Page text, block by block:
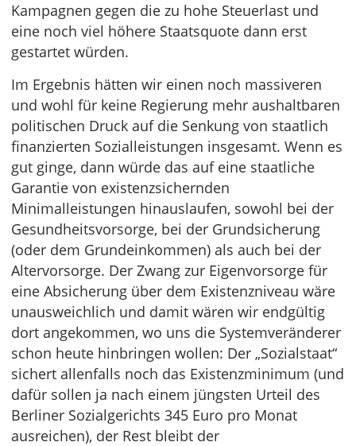
Kampagnen gegen die zu hohe Steuerlast und
eine noch viel höhere Staatsquote dann erst
gestartet würden.
Im Ergebnis hätten wir einen noch massiveren
und wohl für keine Regierung mehr aushaltbaren
politischen Druck auf die Senkung von staatlich
finanzierten Sozialleistungen insgesamt. Wenn es
gut ginge, dann würde das auf eine staatliche
Garantie von existenzsichernden
Minimalleistungen hinauslaufen, sowohl bei der
Gesundheitsvorsorge, bei der Grundsicherung
(oder dem Grundeinkommen) als auch bei der
Altervorsorge. Der Zwang zur Eigenvorsorge für
eine Absicherung über dem Existenzniveau wäre
unausweichlich und damit wären wir endgültig
dort angekommen, wo uns die Systemveränderer
schon heute hinbringen wollen: Der „Sozialstaat“
sichert allenfalls noch das Existenzminimum (und
dafür sollen ja nach einem jüngsten Urteil des
Berliner Sozialgerichts 345 Euro pro Monat
ausreichen), der Rest bleibt der